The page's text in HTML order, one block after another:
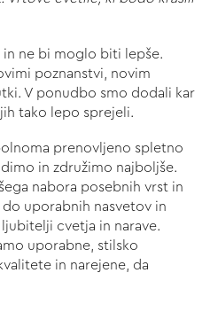
in ne bi moglo biti lepše.
poznanstvi, novim
V ponudbo smo dodali kar
tako lepo sprejeli.
prenovljeno spletno
in združimo najboljše.
nabora posebnih vrst in
uporabnih nasvetov in
cvetja in narave.
uporabne, stilsko
in narejene, da